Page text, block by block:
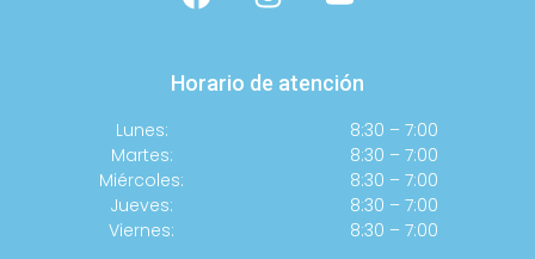
Horario de atención
Lunes:
Martes:
Miércoles:
Jueves:
Viernes:
8:30 – 7:00
8:30 – 7:00
8:30 – 7:00
8:30 – 7:00
8:30 – 7:00